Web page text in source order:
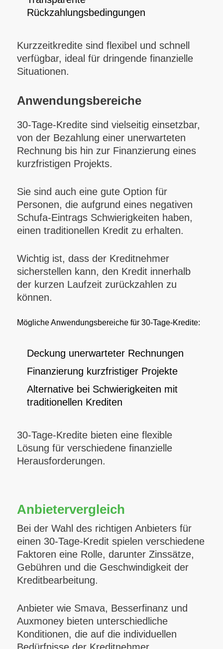
Rückzahlungsbedingungen
Kurzzeitkredite sind flexibel und schnell
verfügbar, ideal für dringende finanzielle
Situationen.
Anwendungsbereiche
30-Tage-Kredite sind vielseitig einsetzbar,
von der Bezahlung einer unerwarteten
Rechnung bis hin zur Finanzierung eines
kurzfristigen Projekts.
Sie sind auch eine gute Option für
Personen, die aufgrund eines negativen
Schufa-Eintrags Schwierigkeiten haben,
einen traditionellen Kredit zu erhalten.
Wichtig ist, dass der Kreditnehmer
sicherstellen kann, den Kredit innerhalb
der kurzen Laufzeit zurückzahlen zu
können.
Mögliche Anwendungsbereiche für 30-Tage-Kredite:
Deckung unerwarteter Rechnungen
Finanzierung kurzfristiger Projekte
Alternative bei Schwierigkeiten mit
traditionellen Krediten
30-Tage-Kredite bieten eine flexible
Lösung für verschiedene finanzielle
Herausforderungen.
Anbietervergleich
Bei der Wahl des richtigen Anbieters für
einen 30-Tage-Kredit spielen verschiedene
Faktoren eine Rolle, darunter Zinssätze,
Gebühren und die Geschwindigkeit der
Kreditbearbeitung.
Anbieter wie Smava, Besserfinanz und
Auxmoney bieten unterschiedliche
Konditionen, die auf die individuellen